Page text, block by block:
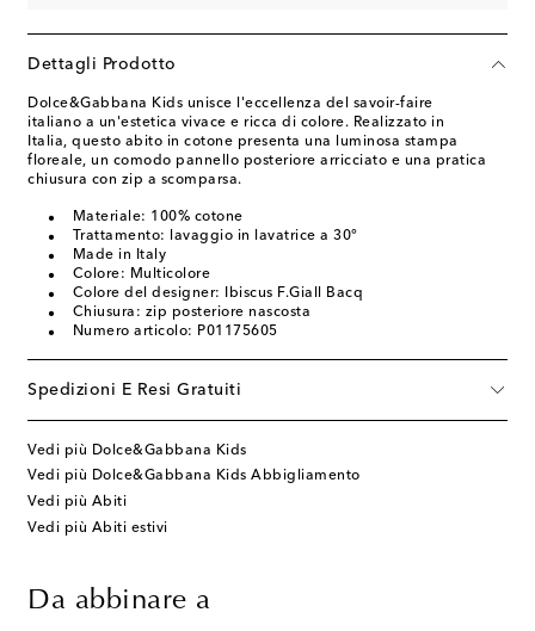
Dettagli Prodotto
Dolce&Gabbana Kids unisce l'eccellenza del savoir-faire
italiano a un'estetica vivace e ricca di colore. Realizzato in
Italia, questo abito in cotone presenta una luminosa stampa
floreale, un comodo pannello posteriore arricciato e una pratica
chiusura con zip a scomparsa.
Materiale: 100% cotone
Trattamento: lavaggio in lavatrice a 30°
Made in Italy
Colore: Multicolore
Colore del designer: Ibiscus F.Giall Bacq
Chiusura: zip posteriore nascosta
Numero articolo: P01175605
Spedizioni E Resi Gratuiti
Vedi più Dolce&Gabbana Kids
Vedi più Dolce&Gabbana Kids Abbigliamento
Vedi più Abiti
Vedi più Abiti estivi
Da abbinare a